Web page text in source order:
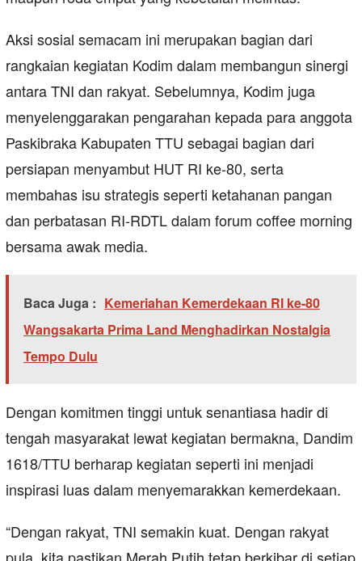
Aksi sosial semacam ini merupakan bagian dari
rangkaian kegiatan Kodim dalam membangun sinergi
antara TNI dan rakyat. Sebelumnya, Kodim juga
menyelenggarakan pengarahan kepada para anggota
Paskibraka Kabupaten TTU sebagai bagian dari
persiapan menyambut HUT RI ke‑80, serta
membahas isu strategis seperti ketahanan pangan
dan perbatasan RI‑RDTL dalam forum coffee morning
bersama awak media.
Baca Juga : Kemeriahan Kemerdekaan RI ke-80
Wangsakarta Prima Land Menghadirkan Nostalgia
Tempo Dulu
Dengan komitmen tinggi untuk senantiasa hadir di
tengah masyarakat lewat kegiatan bermakna, Dandim
1618/TTU berharap kegiatan seperti ini menjadi
inspirasi luas dalam menyemarakkan kemerdekaan.
“Dengan rakyat, TNI semakin kuat. Dengan rakyat